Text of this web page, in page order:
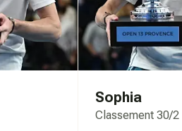
Sophia
Classement 30/2